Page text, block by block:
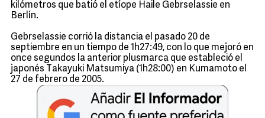
kilómetros que batió el etíope Haile Gebrselassie en
Berlín.
Gebrselassie corrió la distancia el pasado 20 de
septiembre en un tiempo de 1h27:49, con lo que mejoró en
once segundos la anterior plusmarca que estableció el
japonés Takayuki Matsumiya (1h28:00) en Kumamoto el
27 de febrero de 2005.